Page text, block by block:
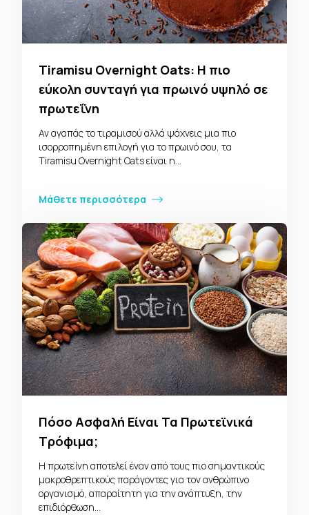
Tiramisu Overnight Oats: Η πιο
εύκολη συνταγή για πρωινό υψηλό σε
πρωτεΐνη
Αν αγαπάς το τιραμισού αλλά ψάχνεις μια πιο
ισορροπημένη επιλογή για το πρωινό σου, τα
Tiramisu Overnight Oats είναι η…
Μάθετε περισσότερα
Πόσο Ασφαλή Είναι Τα Πρωτεϊνικά
Τρόφιμα;
Η πρωτεΐνη αποτελεί έναν από τους πιο σημαντικούς
μακροθρεπτικούς παράγοντες για τον ανθρώπινο
οργανισμό, απαραίτητη για την ανάπτυξη, την
επιδιόρθωση…